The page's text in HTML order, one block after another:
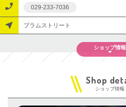
029-233-7036
プラムストリート
ショップ情報
ショップ情報